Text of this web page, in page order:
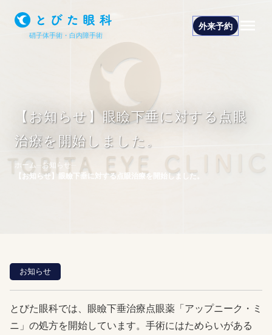
硝子体手術・白内障手術
外来予約
【お知らせ】眼瞼下垂に対する点眼
治療を開始しました。
ホーム お知らせ
【お知らせ】眼瞼下垂に対する点眼治療を開始しました。
お知らせ
とびた眼科では、眼瞼下垂治療点眼薬「アップニーク・ミ
ニ」の処方を開始しています。手術にはためらいがある
治
療・
手術
治
療
近
視
び
た
い
た
南
区